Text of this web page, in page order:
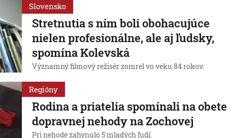
Slovensko
Stretnutia s ním boli obohacujúce
nielen profesionálne, ale aj ľudsky,
spomína Kolevská
Významný filmový režisér zomrel vo veku 84 rokov.
Regióny
Rodina a priatelia spomínali na obete
dopravnej nehody na Zochovej
Pri nehode zahynulo 5 mladých ľudí.